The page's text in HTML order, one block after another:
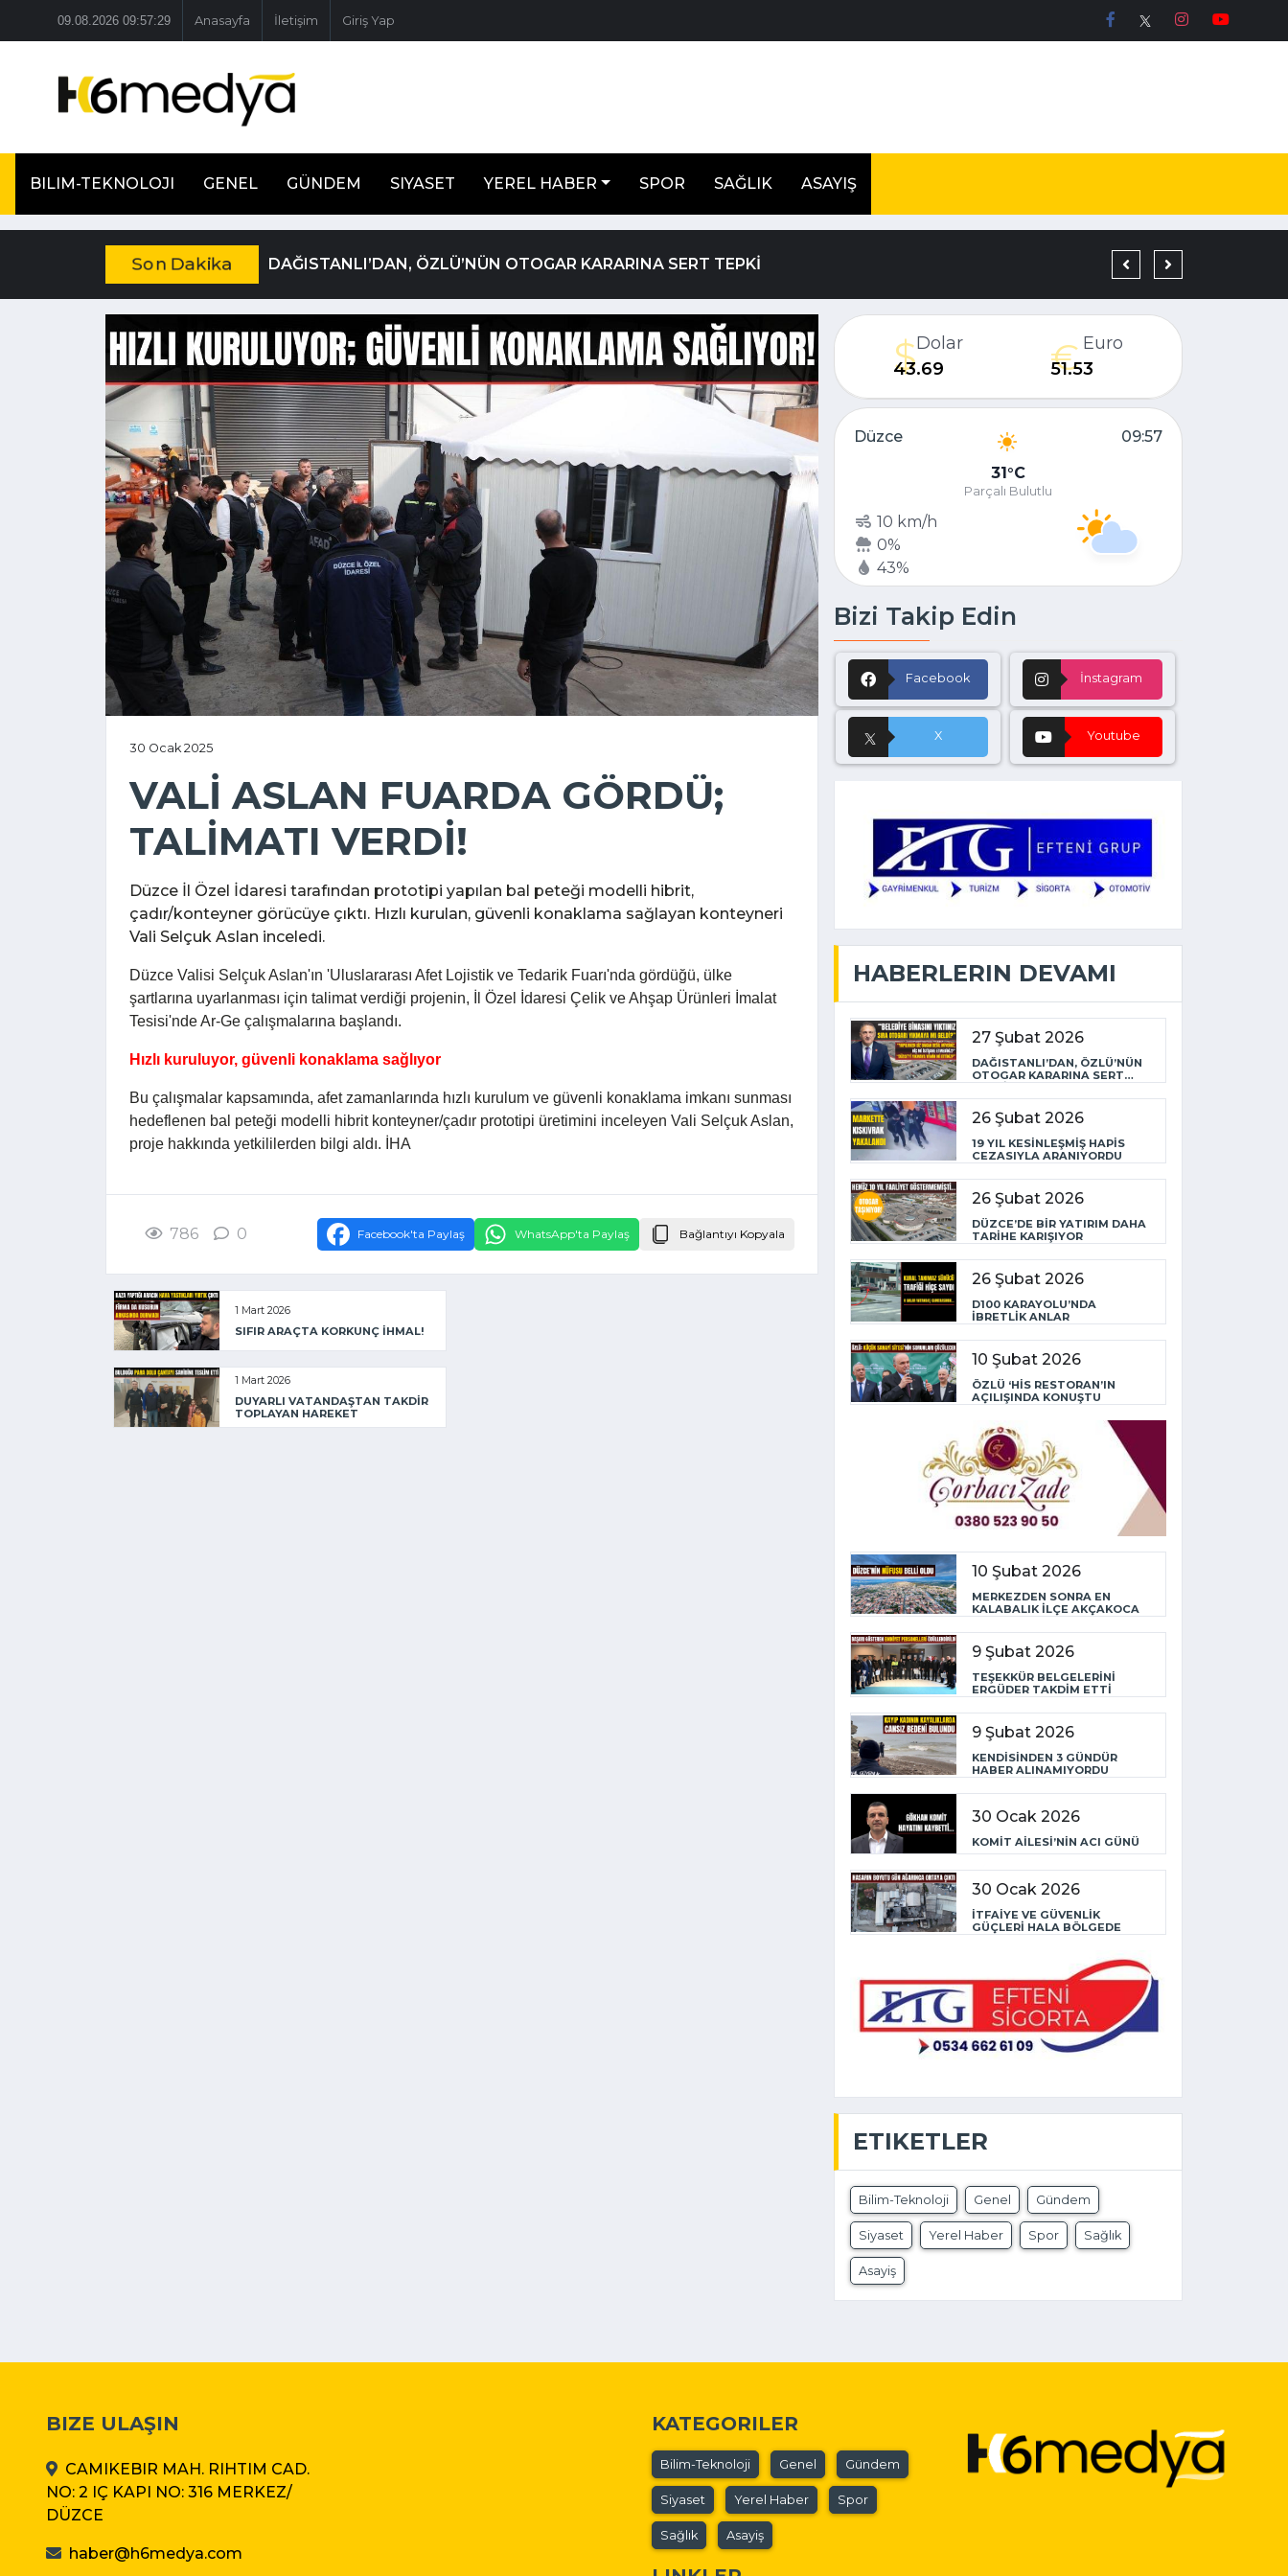
09.08.2026 09:57:29 Anasayfa İletişim Giriş Yap
BILIM-TEKNOLOJI GENEL GÜNDEM SIYASET YEREL HABER SPOR SAĞLIK ASAYIŞ
Son Dakika DAĞISTANLI’DAN, ÖZLÜ’NÜN OTOGAR KARARINA SERT TEPKİ 19 YIL KESİNLEŞMİŞ
30 Ocak 2025
VALİ ASLAN FUARDA GÖRDÜ;
TALİMATI VERDİ!
Düzce İl Özel İdaresi tarafından prototipi yapılan bal peteği modelli hibrit,
çadır/konteyner görücüye çıktı. Hızlı kurulan, güvenli konaklama sağlayan konteyneri
Vali Selçuk Aslan inceledi.
Düzce Valisi Selçuk Aslan'ın 'Uluslararası Afet Lojistik ve Tedarik Fuarı'nda gördüğü, ülke
şartlarına uyarlanması için talimat verdiği projenin, İl Özel İdaresi Çelik ve Ahşap Ürünleri İmalat
Tesisi'nde Ar-Ge çalışmalarına başlandı.
Hızlı kuruluyor, güvenli konaklama sağlıyor
Bu çalışmalar kapsamında, afet zamanlarında hızlı kurulum ve güvenli konaklama imkanı sunması
hedeflenen bal peteği modelli hibrit konteyner/çadır prototipi üretimini inceleyen Vali Selçuk Aslan,
proje hakkında yetkililerden bilgi aldı. İHA
786 0 Facebook'ta Paylaş WhatsApp'ta Paylaş Bağlantıyı Kopyala
1 Mart 2026
SIFIR ARAÇTA KORKUNÇ İHMAL!
1 Mart 2026
DUYARLI VATANDAŞTAN TAKDİR
TOPLAYAN HAREKET
Dolar
43.69
Euro
51.53
Düzce
09:57
31
C
Parçalı Bulutlu
10 km/h
0%
43%
Bizi Takip Edin
Facebook İnstagram
X Youtube
HABERLERIN DEVAMI
27 Şubat 2026
DAĞISTANLI’DAN, ÖZLÜ’NÜN
OTOGAR KARARINA SERT
TEPKİ
26 Şubat 2026
19 YIL KESİNLEŞMİŞ HAPİS
CEZASIYLA ARANIYORDU
26 Şubat 2026
DÜZCE’DE BİR YATIRIM DAHA
TARİHE KARIŞIYOR
26 Şubat 2026
D100 KARAYOLU’NDA
İBRETLİK ANLAR
10 Şubat 2026
ÖZLÜ ‘HİS RESTORAN’IN
AÇILIŞINDA KONUŞTU
10 Şubat 2026
MERKEZDEN SONRA EN
KALABALIK İLÇE AKÇAKOCA
9 Şubat 2026
TEŞEKKÜR BELGELERİNİ
ERGÜDER TAKDİM ETTİ
9 Şubat 2026
KENDİSİNDEN 3 GÜNDÜR
HABER ALINAMIYORDU
30 Ocak 2026
KOMİT AİLESİ’NİN ACI GÜNÜ
30 Ocak 2026
İTFAİYE VE GÜVENLİK
GÜÇLERİ HALA BÖLGEDE
ETIKETLER
Bilim-Teknoloji Genel Gündem
Siyaset Yerel Haber Spor Sağlık
Asayiş
BIZE ULAŞIN
CAMIKEBIR MAH. RIHTIM CAD.
NO: 2 IÇ KAPI NO: 316 MERKEZ/
DÜZCE
haber@h6medya.com
KATEGORILER
Bilim-Teknoloji Genel Gündem
Siyaset Yerel Haber Spor
Sağlık Asayiş